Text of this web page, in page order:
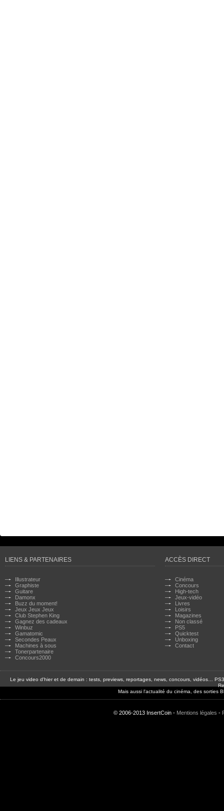
LIENS & PARTENAIRES
Illustrateur
Graphiste
Guitare
Damonx
Buzz du moment!
Jeux Jeux Jeux
Club Stephen King
Gagnez des cadeaux
Winbuz
Gamatomic
Secondes Peaux
Machines à sous
Tonerpartenaire
Concours2000
ACCÈS DIRECT
Cinéma
Concours
High-tech
Jeux-vidéo
Livres
Loisirs
Magazines
Non classé
PS5
Quicktest
Unboxing
Contact
Le jeu video d'hier et de demain : tests, previews, reportages, news, concours, vidéos…
Mais aussi l'actualité du cinéma, des sorties
© 2006-2013 InsertCoin - Mentions légales -